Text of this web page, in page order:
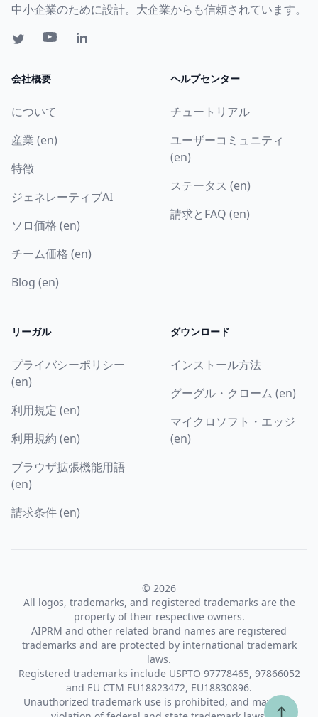
中小企業のために設計。大企業からも信頼されています。
会社概要
について
産業 (en)
特徴
ジェネレーティブAI
ソロ価格 (en)
チーム価格 (en)
Blog (en)
ヘルプセンター
チュートリアル
ユーザーコミュニティ
(en)
ステータス (en)
請求とFAQ (en)
リーガル
プライバシーポリシー
(en)
利用規定 (en)
利用規約 (en)
ブラウザ拡張機能用語
(en)
請求条件 (en)
ダウンロード
インストール方法
グーグル・クローム (en)
マイクロソフト・エッジ
(en)
© 2026
All logos, trademarks, and registered trademarks are the
property of their respective owners.
AIPRM and other related brand names are registered
trademarks and are protected by international trademark
laws.
Registered trademarks include USPTO 97778465, 97866052
and EU CTM EU18823472, EU18830896.
Unauthorized trademark use is prohibited, and may be a
↑